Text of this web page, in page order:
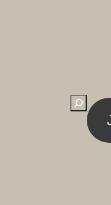
Suchen